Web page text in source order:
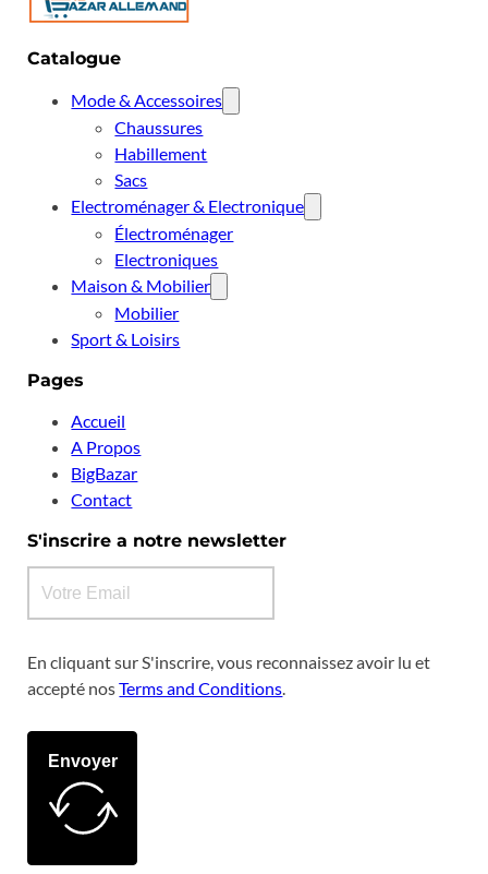
Catalogue
Mode & Accessoires
Chaussures
Habillement
Sacs
Electroménager & Electronique
Électroménager
Electroniques
Maison & Mobilier
Mobilier
Sport & Loisirs
Pages
Accueil
A Propos
BigBazar
Contact
S'inscrire a notre newsletter
En cliquant sur S'inscrire, vous reconnaissez avoir lu et
accepté nosTerms and Conditions.
Envoyer